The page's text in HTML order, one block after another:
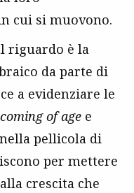
cui si muovono.
riguardo è la
da parte di
a evidenziare le
coming of age e
pellicola di
per mettere
crescita che